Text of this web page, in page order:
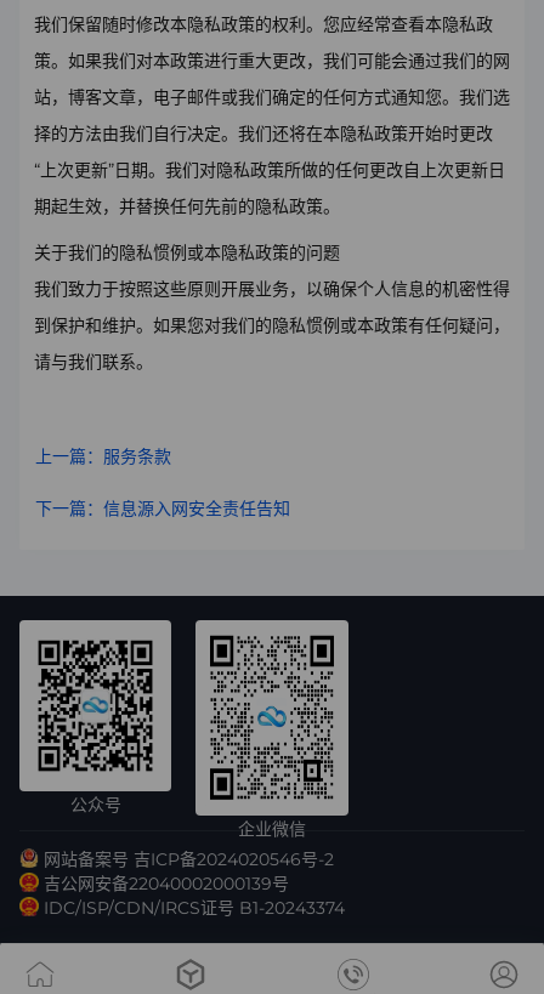
我们保留随时修改本隐私政策的权利。您应经常查看本隐私政
策。如果我们对本政策进行重大更改，我们可能会通过我们的网
站，博客文章，电子邮件或我们确定的任何方式通知您。我们选
择的方法由我们自行决定。我们还将在本隐私政策开始时更改
“上次更新”日期。我们对隐私政策所做的任何更改自上次更新日
期起生效，并替换任何先前的隐私政策。
关于我们的隐私惯例或本隐私政策的问题
我们致力于按照这些原则开展业务，以确保个人信息的机密性得
到保护和维护。如果您对我们的隐私惯例或本政策有任何疑问，
请与我们联系。
上一篇：服务条款
下一篇：信息源入网安全责任告知
公众号
企业微信
网站备案号 吉ICP备2024020546号-2
吉公网安备22040002000139号
IDC/ISP/CDN/IRCS证号 B1-20243374